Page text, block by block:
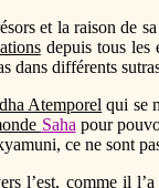
et la raison de
depuis tous les
dans différents
Atemporel qui se
Saha pour
ce ne sont
l’est, comme il